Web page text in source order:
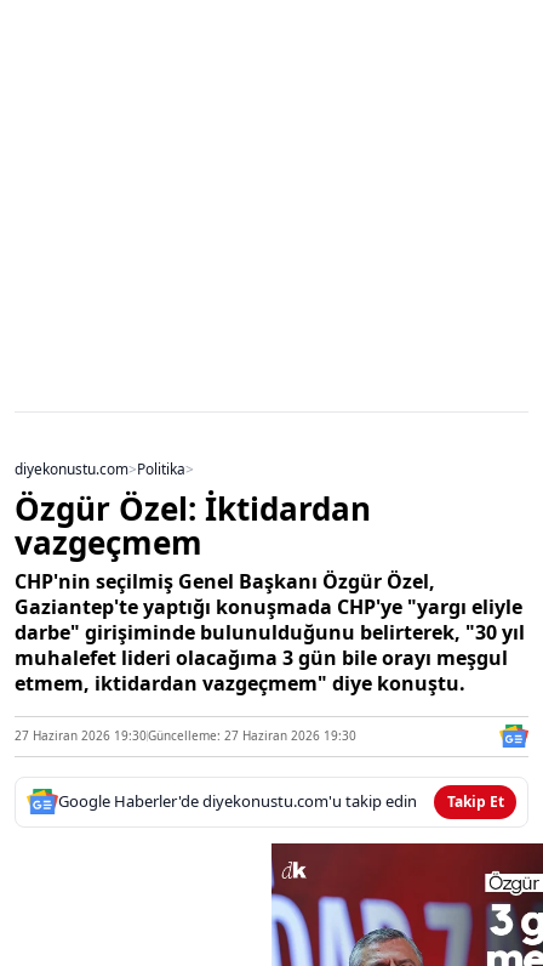
diyekonustu.com>Politika>
Özgür Özel: İktidardan
vazgeçmem
CHP'nin seçilmiş Genel Başkanı Özgür Özel,
Gaziantep'te yaptığı konuşmada CHP'ye "yargı eliyle
darbe" girişiminde bulunulduğunu belirterek, "30 yıl
muhalefet lideri olacağıma 3 gün bile orayı meşgul
etmem, iktidardan vazgeçmem" diye konuştu.
27 Haziran 2026 19:30Güncelleme: 27 Haziran 2026 19:30
Google Haberler'de diyekonustu.com'u takip edin Takip Et